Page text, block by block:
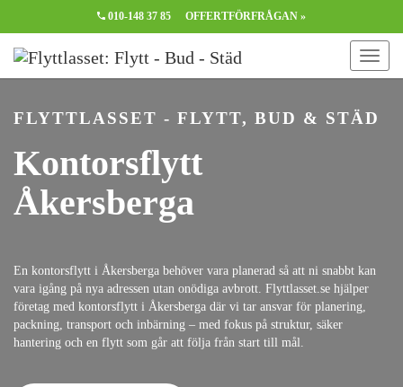
010-148 37 85 OFFERTFÖRFRÅGAN »
FLYTTLASSET - FLYTT, BUD & STÄD
Kontorsflytt
Åkersberga
En kontorsflytt i Åkersberga behöver vara planerad så att ni snabbt kan
vara igång på nya adressen utan onödiga avbrott. Flyttlasset.se hjälper
företag med kontorsflytt i Åkersberga där vi tar ansvar för planering,
packning, transport och inbärning – med fokus på struktur, säker
hantering och en flytt som går att följa från start till mål.